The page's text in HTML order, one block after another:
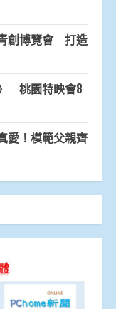
創博覽會 打造
桃園特映會8
愛！模範父親齊